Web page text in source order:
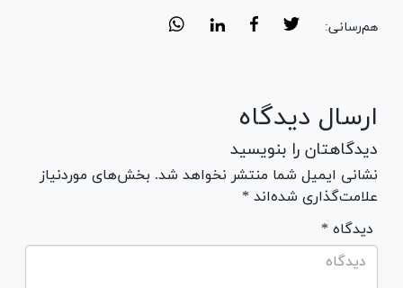
هم‌رسانی:
ارسال دیدگاه
دیدگاهتان را بنویسید
نشانی ایمیل شما منتشر نخواهد شد. بخش‌های موردنیاز
علامت‌گذاری شده‌اند *
* دیدگاه